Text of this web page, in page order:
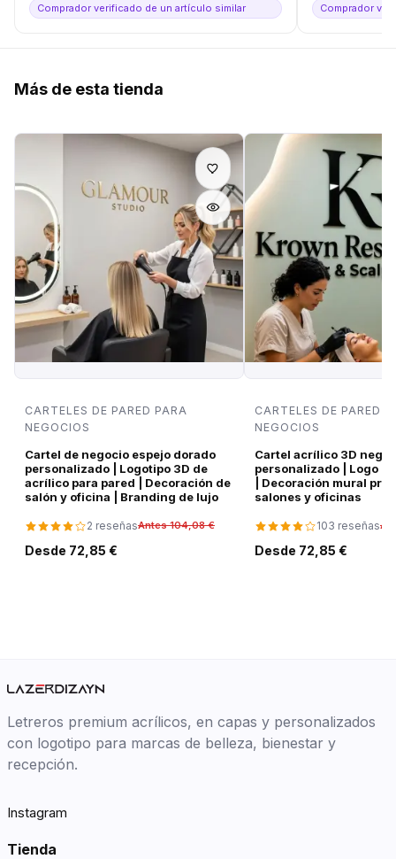
Comprador verificado de un artículo similar Comprador
Más de esta tienda
CARTELES DE PARED PARA
NEGOCIOS
Cartel de negocio espejo dorado
personalizado | Logotipo 3D de
acrílico para pared | Decoración de
salón y oficina | Branding de lujo
2 reseñasAntes 104,08 €
Desde 72,85 €
CARTELES DE PARED
NEGOCIOS
Cartel acrílico 3D
personalizado | Logo
| Decoración mural
salones y oficinas
103 reseñas
Desde 72,85 €
Letreros premium acrílicos, en capas y personalizados
con logotipo para marcas de belleza, bienestar y
recepción.
Instagram
Tienda